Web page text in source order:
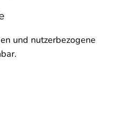
und nutzerbezogene